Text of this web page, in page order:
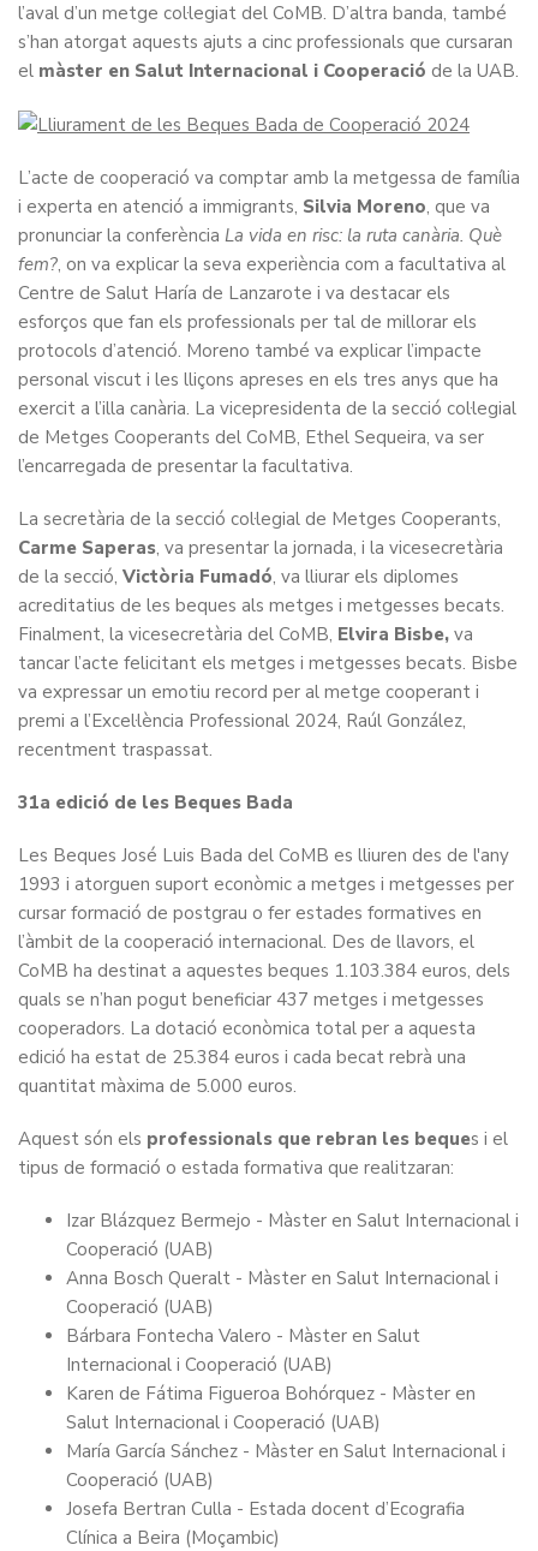
l’aval d’un metge col·legiat del CoMB. D’altra banda, també
s’han atorgat aquests ajuts a cinc professionals que cursaran
el màster en Salut Internacional i Cooperació de la UAB.
L’acte de cooperació va comptar amb la metgessa de família
i experta en atenció a immigrants, Silvia Moreno, que va
pronunciar la conferència La vida en risc: la ruta canària. Què
fem?, on va explicar la seva experiència com a facultativa al
Centre de Salut Haría de Lanzarote i va destacar els
esforços que fan els professionals per tal de millorar els
protocols d’atenció. Moreno també va explicar l’impacte
personal viscut i les lliçons apreses en els tres anys que ha
exercit a l’illa canària. La vicepresidenta de la secció col·legial
de Metges Cooperants del CoMB, Ethel Sequeira, va ser
l’encarregada de presentar la facultativa.
La secretària de la secció col·legial de Metges Cooperants,
Carme Saperas, va presentar la jornada, i la vicesecretària
de la secció, Victòria Fumadó, va lliurar els diplomes
acreditatius de les beques als metges i metgesses becats.
Finalment, la vicesecretària del CoMB, Elvira Bisbe, va
tancar l’acte felicitant els metges i metgesses becats. Bisbe
va expressar un emotiu record per al metge cooperant i
premi a l’Excel·lència Professional 2024, Raúl González,
recentment traspassat.
31a edició de les Beques Bada
Les Beques José Luis Bada del CoMB es lliuren des de l'any
1993 i atorguen suport econòmic a metges i metgesses per
cursar formació de postgrau o fer estades formatives en
l’àmbit de la cooperació internacional. Des de llavors, el
CoMB ha destinat a aquestes beques 1.103.384 euros, dels
quals se n’han pogut beneficiar 437 metges i metgesses
cooperadors. La dotació econòmica total per a aquesta
edició ha estat de 25.384 euros i cada becat rebrà una
quantitat màxima de 5.000 euros.
Aquest són els professionals que rebran les beques i el
tipus de formació o estada formativa que realitzaran:
Izar Blázquez Bermejo - Màster en Salut Internacional i
Cooperació (UAB)
Anna Bosch Queralt - Màster en Salut Internacional i
Cooperació (UAB)
Bárbara Fontecha Valero - Màster en Salut
Internacional i Cooperació (UAB)
Karen de Fátima Figueroa Bohórquez - Màster en
Salut Internacional i Cooperació (UAB)
María García Sánchez - Màster en Salut Internacional i
Cooperació (UAB)
Josefa Bertran Culla - Estada docent d’Ecografia
Clínica a Beira (Moçambic)